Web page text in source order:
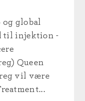
og global
til injektion -
Queen
vil være